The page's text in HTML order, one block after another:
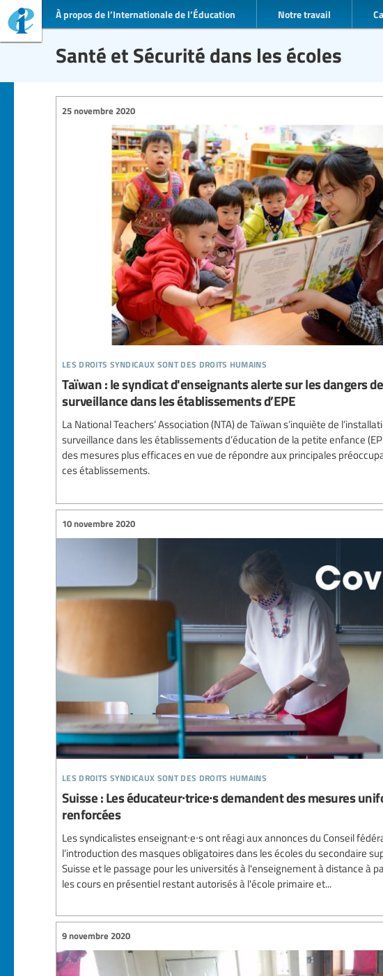
À propos de l’Internationale de l’Éducation Notre travail
Santé et Sécurité dans les écoles
les droits syndicaux sont des droits humains
25 novembre 2020
Taïwan : le syndicat d'enseignants alerte sur les dangers
surveillance dans les établissements d’EPE
La National Teachers’ Association (NTA) de Taïwan s’inquiète de
surveillance dans les établissements d’éducation de la petite enfance
des mesures plus efficaces en vue de répondre aux principales
ces établissements.
les droits syndicaux sont des droits humains
10 novembre 2020
Suisse : Les éducateur∙trice∙s demandent des mesures
renforcées
Les syndicalistes enseignant∙e∙s ont réagi aux annonces du Conseil
l’introduction des masques obligatoires dans les écoles du secondaire
Suisse et le passage pour les universités à l'enseignement à distance à
les cours en présentiel restant autorisés à l'école primaire et...
9 novembre 2020